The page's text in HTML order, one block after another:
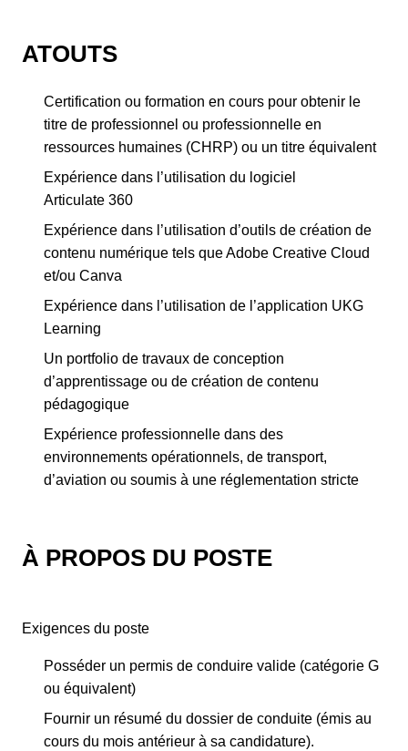
ATOUTS
Certification ou formation en cours pour obtenir le
titre de professionnel ou professionnelle en
ressources humaines (CHRP) ou un titre équivalent
Expérience dans l’utilisation du logiciel
Articulate 360
Expérience dans l’utilisation d’outils de création de
contenu numérique tels que Adobe Creative Cloud
et/ou Canva
Expérience dans l’utilisation de l’application UKG
Learning
Un portfolio de travaux de conception
d’apprentissage ou de création de contenu
pédagogique
Expérience professionnelle dans des
environnements opérationnels, de transport,
d’aviation ou soumis à une réglementation stricte
À PROPOS DU POSTE
Exigences du poste
Posséder un permis de conduire valide (catégorie G
ou équivalent)
Fournir un résumé du dossier de conduite (émis au
cours du mois antérieur à sa candidature).